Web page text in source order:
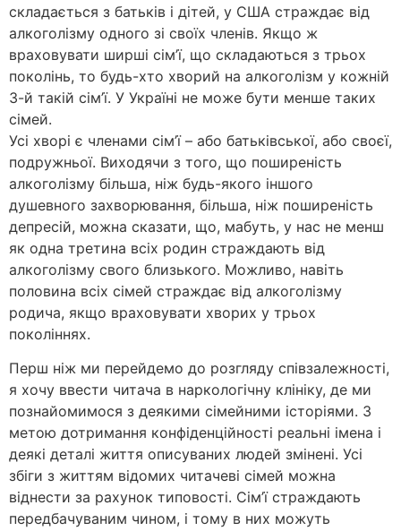
складається з батьків і дітей, у США страждає від
алкоголізму одного зі своїх членів. Якщо ж
враховувати ширші сім’ї, що складаються з трьох
поколінь, то будь-хто хворий на алкоголізм у кожній
3-й такій сім’ї. У Україні не може бути менше таких
сімей.
Усі хворі є членами сім’ї – або батьківської, або своєї,
подружньої. Виходячи з того, що поширеність
алкоголізму більша, ніж будь-якого іншого
душевного захворювання, більша, ніж поширеність
депресій, можна сказати, що, мабуть, у нас не менш
як одна третина всіх родин страждають від
алкоголізму свого близького. Можливо, навіть
половина всіх сімей страждає від алкоголізму
родича, якщо враховувати хворих у трьох
поколіннях.
Перш ніж ми перейдемо до розгляду співзалежності,
я хочу ввести читача в наркологічну клініку, де ми
познайомимося з деякими сімейними історіями. З
метою дотримання конфіденційності реальні імена і
деякі деталі життя описуваних людей змінені. Усі
збіги з життям відомих читачеві сімей можна
віднести за рахунок типовості. Сім’ї страждають
передбачуваним чином, і тому в них можуть